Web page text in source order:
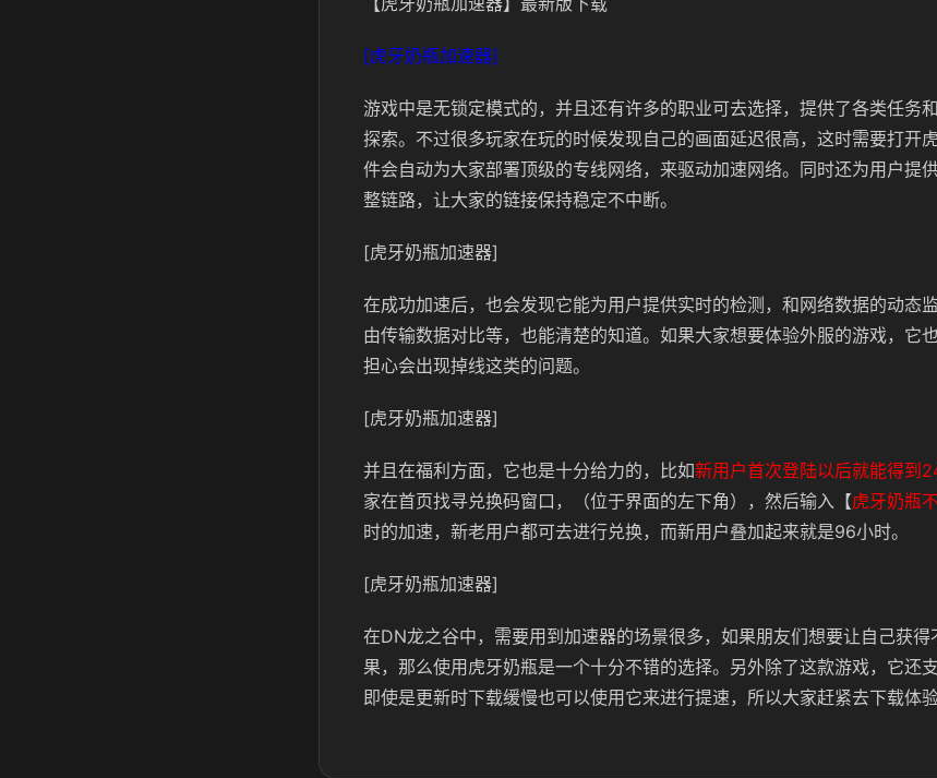
[虎牙奶瓶加速器]
游戏中是无锁定模式的，并且还有许多的职业可去选择，提供了各类任务
探索。不过很多玩家在玩的时候发现自己的画面延迟很高，这时需要打开
件会自动为大家部署顶级的专线网络，来驱动加速网络。同时还为用户提
整链路，让大家的链接保持稳定不中断。
[虎牙奶瓶加速器]
在成功加速后，也会发现它能为用户提供实时的检测，和网络数据的动态
由传输数据对比等，也能清楚的知道。如果大家想要体验外服的游戏，它
担心会出现掉线这类的问题。
[虎牙奶瓶加速器]
并且在福利方面，它也是十分给力的，比如新用户首次登陆以后就能得到
家在首页找寻兑换码窗口，（位于界面的左下角），然后输入【虎牙奶瓶
时的加速，新老用户都可去进行兑换，而新用户叠加起来就是96小时。
[虎牙奶瓶加速器]
在DN龙之谷中，需要用到加速器的场景很多，如果朋友们想要让自己获
果，那么使用虎牙奶瓶是一个十分不错的选择。另外除了这款游戏，它还
即使是更新时下载缓慢也可以使用它来进行提速，所以大家赶紧去下载体验